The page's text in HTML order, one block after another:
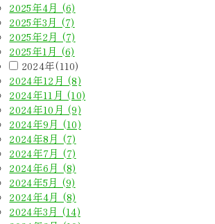
2025年4月 (6)
2025年3月 (7)
2025年2月 (7)
2025年1月 (6)
2024年(110)
2024年12月 (8)
2024年11月 (10)
2024年10月 (9)
2024年9月 (10)
2024年8月 (7)
2024年7月 (7)
2024年6月 (8)
2024年5月 (9)
2024年4月 (8)
2024年3月 (14)